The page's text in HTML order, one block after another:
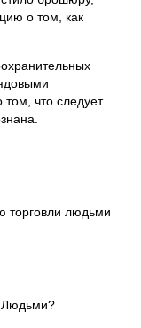
о том, как
что следует
торговли людьми
Людьми?